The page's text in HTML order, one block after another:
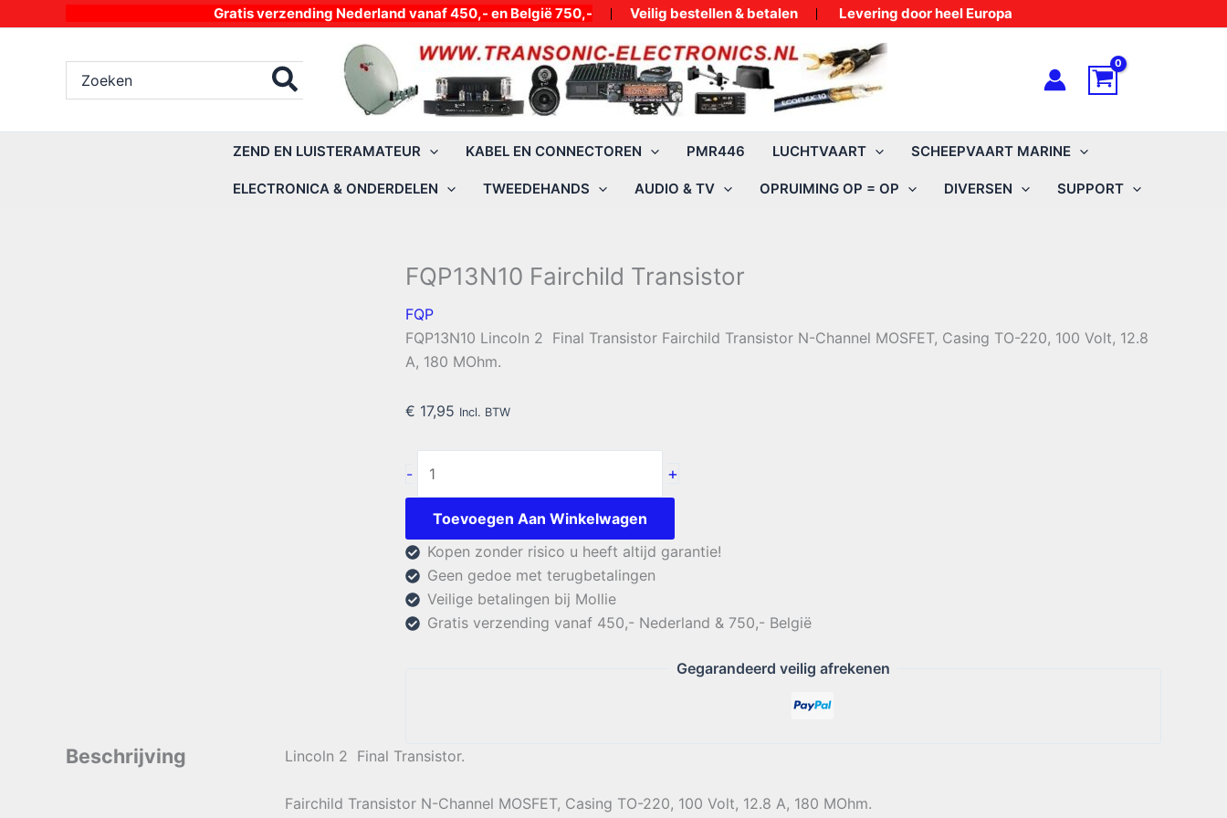
Gratis verzending Nederland vanaf 450,- en België 750,- Veilig bestellen & betalen Levering door heel Europa
naar:
ZEND EN LUISTERAMATEUR KABEL EN CONNECTOREN PMR446 LUCHTVAART SCHEEPVAART MARINE
ELECTRONICA & ONDERDELEN TWEEDEHANDS AUDIO & TV OPRUIMING OP = OP DIVERSEN SUPPORT
FQP13N10 Fairchild Transistor
FQP
FQP13N10 Lincoln 2 Final Transistor Fairchild Transistor N-Channel MOSFET, Casing TO-220, 100 Volt, 12.8
A, 180 MOhm.
€ 17,95 Incl. BTW
-
Fairchild
Transistor
+
Toevoegen Aan Winkelwagen
Kopen zonder risico u heeft altijd garantie!
Geen gedoe met terugbetalingen
Veilige betalingen bij Mollie
Gratis verzending vanaf 450,- Nederland & 750,- België
Gegarandeerd veilig afrekenen
Beschrijving Lincoln 2 Final Transistor.
Fairchild Transistor N-Channel MOSFET, Casing TO-220, 100 Volt, 12.8 A, 180 MOhm.